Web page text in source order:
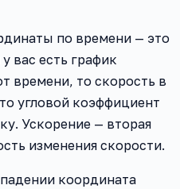
по времени — это
вас есть график
времени, то скорость в
угловой коэффициент
Ускорение — вторая
изменения скорости.
координата